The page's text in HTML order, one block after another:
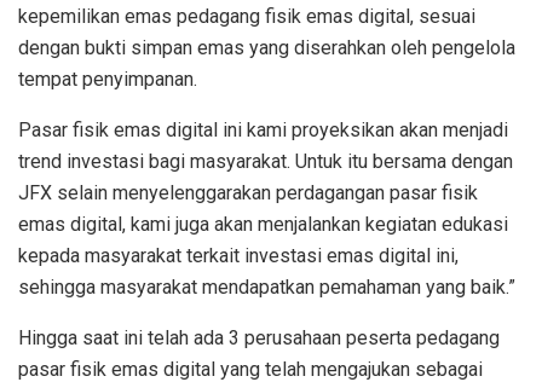
kepemilikan emas pedagang fisik emas digital, sesuai
dengan bukti simpan emas yang diserahkan oleh pengelola
tempat penyimpanan.
Pasar fisik emas digital ini kami proyeksikan akan menjadi
trend investasi bagi masyarakat. Untuk itu bersama dengan
JFX selain menyelenggarakan perdagangan pasar fisik
emas digital, kami juga akan menjalankan kegiatan edukasi
kepada masyarakat terkait investasi emas digital ini,
sehingga masyarakat mendapatkan pemahaman yang baik.”
Hingga saat ini telah ada 3 perusahaan peserta pedagang
pasar fisik emas digital yang telah mengajukan sebagai